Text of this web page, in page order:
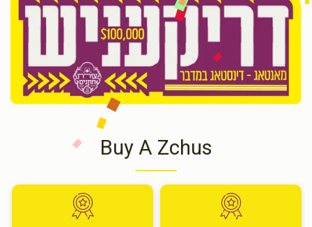
Buy A Zchus